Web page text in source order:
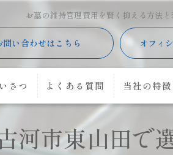
お墓の維持管理費用を賢く抑える方法
問い合わせはこちら オフィ
さつ よくある質問 当社の特徴
樹木葬
河市東山田で